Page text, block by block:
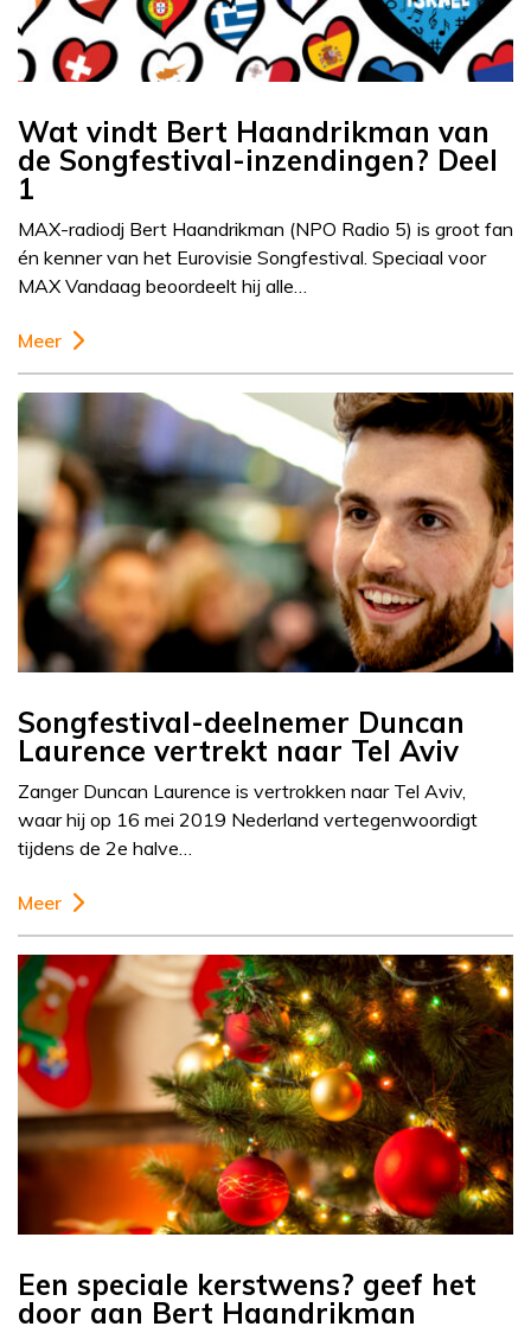
Wat vindt Bert Haandrikman van
de Songfestival-inzendingen? Deel
1
MAX-radiodj Bert Haandrikman (NPO Radio 5) is groot fan
én kenner van het Eurovisie Songfestival. Speciaal voor
MAX Vandaag beoordeelt hij alle…
Meer
Songfestival-deelnemer Duncan
Laurence vertrekt naar Tel Aviv
Zanger Duncan Laurence is vertrokken naar Tel Aviv,
waar hij op 16 mei 2019 Nederland vertegenwoordigt
tijdens de 2e halve…
Meer
Een speciale kerstwens? geef het
door aan Bert Haandrikman